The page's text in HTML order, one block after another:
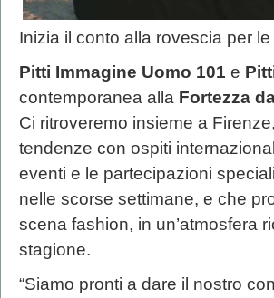
Inizia il conto alla rovescia per
Pitti Immagine Uomo 101 e
contemporanea alla Fortezza
Ci ritroveremo insieme a
tendenze con ospiti
eventi e le partecipazioni
nelle scorse settimane, e che
scena fashion, in un’atmosfera
stagione.
“Siamo pronti a dare il nostro